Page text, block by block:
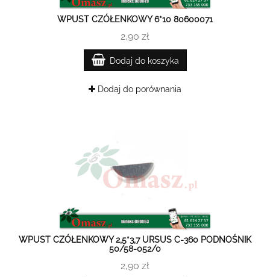
WPUST CZÓŁENKOWY 6*10 80600071
2,90 zł
Dodaj do koszyka
Dodaj do porównania
WPUST CZÓŁENKOWY 2,5*3,7 URSUS C-360 PODNOŚNIK
50/58-052/0
2,90 zł